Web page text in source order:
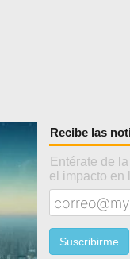
Recibe las
Entérate de
el impacto en